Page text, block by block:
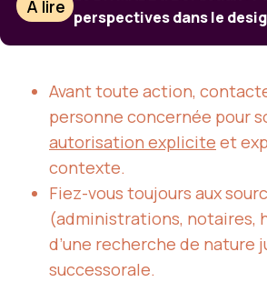
À lire perspectives dans le
Avant toute action,
personne concernée pour
autorisation explicite et
contexte.
Fiez-vous toujours aux
(administrations, notaires,
d’une recherche de nature
successorale.